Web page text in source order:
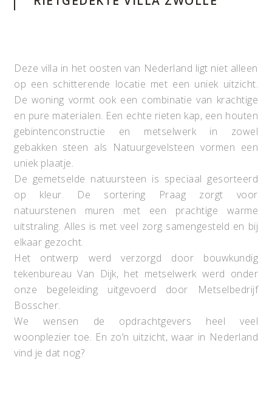
Deze villa in het oosten van Nederland ligt niet alleen
op een schitterende locatie met een uniek uitzicht.
De woning vormt ook een combinatie van krachtige
en pure materialen. Een echte rieten kap, een houten
gebintenconstructie en metselwerk in zowel
gebakken steen als Natuurgevelsteen vormen een
uniek plaatje.
De gemetselde natuursteen is speciaal gesorteerd
op kleur. De sortering Praag zorgt voor
natuurstenen muren met een prachtige warme
uitstraling. Alles is met veel zorg samengesteld en bij
elkaar gezocht.
Het ontwerp werd verzorgd door bouwkundig
tekenbureau Van Dijk, het metselwerk werd onder
onze begeleiding uitgevoerd door Metselbedrijf
Bosscher.
We wensen de opdrachtgevers heel veel
woonplezier toe. En zo’n uitzicht, waar in Nederland
vind je dat nog?